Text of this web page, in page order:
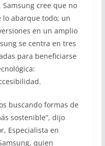
cree que no
lo abarque todo; un
en un amplio
se centra en tres
para beneficiarse
buscando formas de
sostenible”, dijo
Especialista en
quien